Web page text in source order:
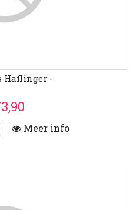
Haflinger -
Meer info